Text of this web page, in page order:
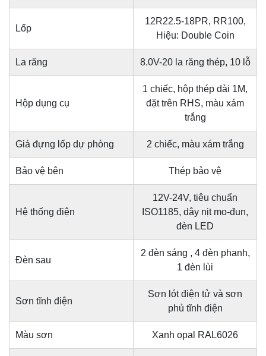
Lốp
12R22.5-18PR, RR100,
Hiệu: Double Coin
La răng 8.0V-20 la răng thép, 10 lỗ
Hộp dụng cụ
1 chiếc, hộp thép dài 1M,
đặt trên RHS, màu xám
trắng
Giá đựng lốp dự phòng 2 chiếc, màu xám trắng
Bảo vệ bên Thép bảo vệ
Hệ thống điện
12V-24V, tiêu chuẩn
ISO1185, dây nịt mo-đun,
đèn LED
Đèn sau
2 đèn sáng , 4 đèn phanh,
1 đèn lùi
Sơn tĩnh điện
Sơn lót điện tử và sơn
phủ tĩnh điện
Màu sơn Xanh opal RAL6026